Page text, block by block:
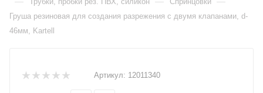
Груша резиновая для создания разрежения с двумя клапанами, d-
46мм, Kartell
Артикул: 12011340